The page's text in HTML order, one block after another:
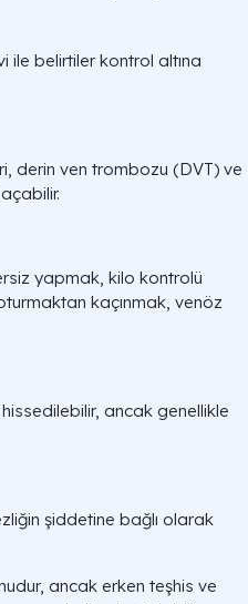
ile belirtiler kontrol altına
derin ven trombozu (DVT) ve
yapmak, kilo kontrolü
kaçınmak, venöz
ancak genellikle
şiddetine bağlı olarak
ancak erken teşhis ve